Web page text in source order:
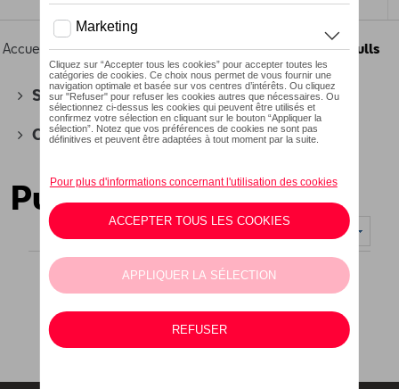
Accueil >Pour vous >T-Roc Collection >Vêtements > Pulls
SEAT(178)
CUPRA(201)
Pulls